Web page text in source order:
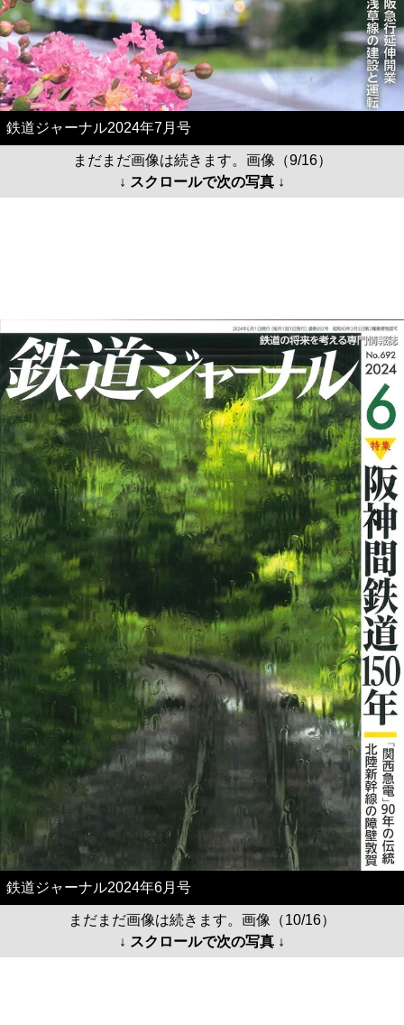
鉄道ジャーナル2024年7月号
まだまだ画像は続きます。画像（9/16）
↓ スクロールで次の写真 ↓
鉄道ジャーナル2024年6月号
まだまだ画像は続きます。画像（10/16）
↓ スクロールで次の写真 ↓